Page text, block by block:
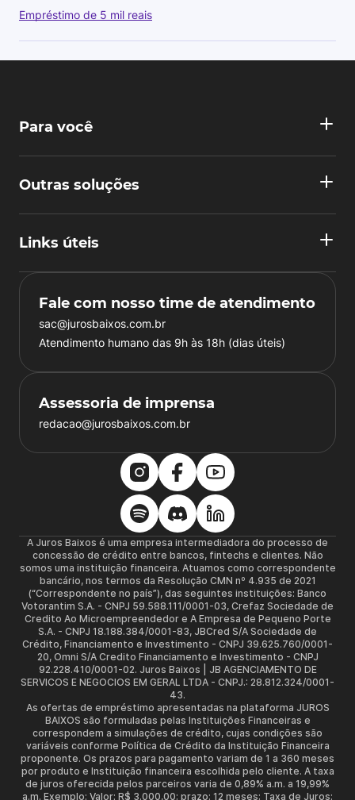
Empréstimo de 5 mil reais
Para você
Outras soluções
Links úteis
Fale com nosso time de atendimento
sac@jurosbaixos.com.br
Atendimento humano das 9h às 18h (dias úteis)
Assessoria de imprensa
redacao@jurosbaixos.com.br
A Juros Baixos é uma empresa intermediadora do processo de
concessão de crédito entre bancos, fintechs e clientes. Não
somos uma instituição financeira. Atuamos como correspondente
bancário, nos termos da Resolução CMN nº 4.935 de 2021
(“Correspondente no país”), das seguintes instituições: Banco
Votorantim S.A. - CNPJ 59.588.111/0001-03, Crefaz Sociedade de
Credito Ao Microempreendedor e A Empresa de Pequeno Porte
S.A. - CNPJ 18.188.384/0001-83, JBCred S/A Sociedade de
Crédito, Financiamento e Investimento - CNPJ 39.625.760/0001-
20, Omni S/A Credito Financiamento e Investimento - CNPJ
92.228.410/0001-02. Juros Baixos | JB AGENCIAMENTO DE
SERVICOS E NEGOCIOS EM GERAL LTDA - CNPJ.: 28.812.324/0001-
43.
As ofertas de empréstimo apresentadas na plataforma JUROS
BAIXOS são formuladas pelas Instituições Financeiras e
correspondem a simulações de crédito, cujas condições são
variáveis conforme Política de Crédito da Instituição Financeira
proponente. Os prazos para pagamento variam de 1 a 360 meses
por produto e Instituição financeira escolhida pelo cliente. A taxa
de juros oferecida pelos parceiros varia de 0,89% a.m. a 19,99%
a.m. Exemplo: Valor: R$ 3.000,00; prazo: 12 meses; Taxa de Juros: